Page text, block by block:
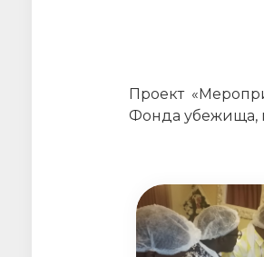
Проект
Фонда убежища,